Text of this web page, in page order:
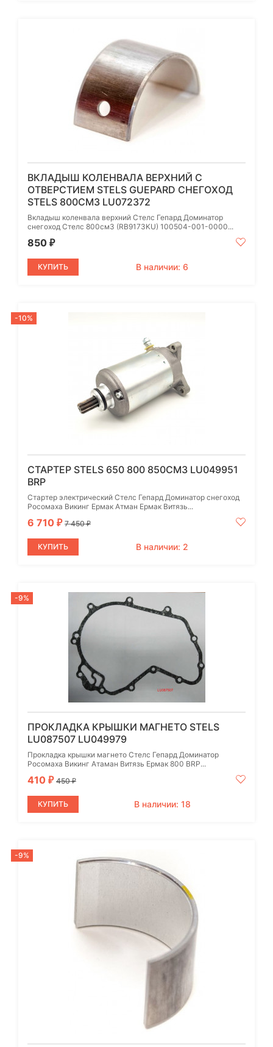
ВКЛАДЫШ КОЛЕНВАЛА ВЕРХНИЙ С
ОТВЕРСТИЕМ STELS GUEPARD СНЕГОХОД
STELS 800СМ3 LU072372
Вкладыш коленвала верхний Стелс Гепард Доминатор
снегоход Стелс 800см3 (RB9173KU) 100504-001-0000...
850 ₽
КУПИТЬ В наличии: 6
-10%
СТАРТЕР STELS 650 800 850СМ3 LU049951
BRP
Стартер электрический Стелс Гепард Доминатор снегоход
Росомаха Викинг Ермак Атман Ермак Витязь...
6 710 ₽ 7 450₽
КУПИТЬ В наличии: 2
-9%
ПРОКЛАДКА КРЫШКИ МАГНЕТО STELS
LU087507 LU049979
Прокладка крышки магнето Стелс Гепард Доминатор
Росомаха Викинг Атаман Витязь Ермак 800 BRP...
410 ₽ 450₽
КУПИТЬ В наличии: 18
-9%